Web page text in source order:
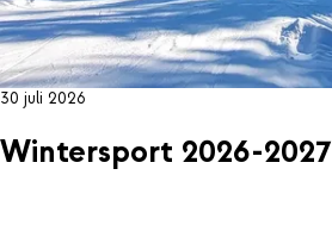
30 juli 2026
Wintersport 2026-2027